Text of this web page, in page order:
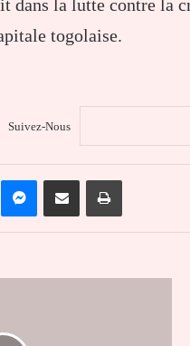
dans la lutte contre la
togolaise.
Suivez-Nous
MessengerPartager par email Imprimer